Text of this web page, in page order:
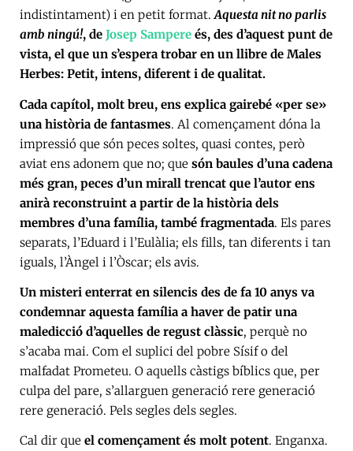
indistintament) i en petit format.Aquesta nit no parlis
amb ningú!, de Josep Sampere és, des d’aquest punt de
vista, el que un s’espera trobar en un llibre de Males
Herbes: Petit, intens, diferent i de qualitat.
Cada capítol, molt breu, ens explica gairebé «per se»
una història de fantasmes. Al començament dóna la
impressió que són peces soltes, quasi contes, però
aviat ens adonem que no; que són baules d’una cadena
més gran, peces d’un mirall trencat que l’autor ens
anirà reconstruint a partir de la història dels
membres d’una família, també fragmentada. Els pares
separats, l’Eduard i l’Eulàlia; els fills, tan diferents i tan
iguals, l’Àngel i l’Òscar; els avis.
Un misteri enterrat en silencis des de fa 10 anys va
condemnar aquesta família a haver de patir una
maledicció d’aquelles de regust clàssic, perquè no
s’acaba mai. Com el suplici del pobre Sísif o del
malfadat Prometeu. O aquells càstigs bíblics que, per
culpa del pare, s’allarguen generació rere generació
rere generació. Pels segles dels segles.
Cal dir que el començament és molt potent. Enganxa.